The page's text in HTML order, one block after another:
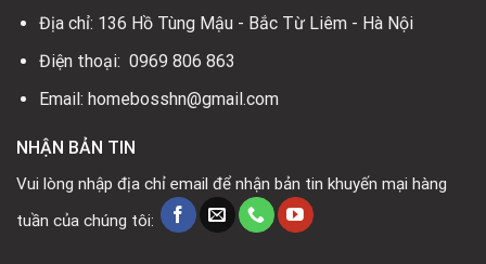
Địa chỉ: 136 Hồ Tùng Mậu - Bắc Từ Liêm - Hà Nội
Điện thoại: 0969 806 863
Email: homebosshn@gmail.com
NHẬN BẢN TIN
Vui lòng nhập địa chỉ email để nhận bản tin khuyến mại hàng
tuần của chúng tôi: